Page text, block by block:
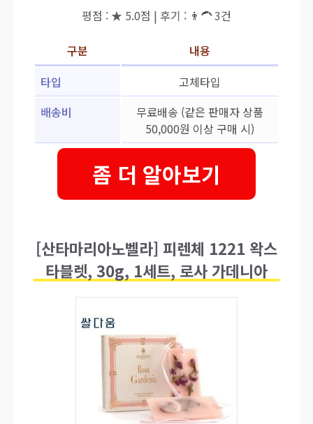
평점 : ★ 5.0점 | 후기 : 👨‍🦱 3건
구분
내용
타입
고체타입
배송비
무료배송 (같은 판매자 상품
50,000원 이상 구매 시)
좀 더 알아보기
[산타마리아노벨라] 피렌체 1221 왁스
타블렛, 30g, 1세트, 로사 가데니아